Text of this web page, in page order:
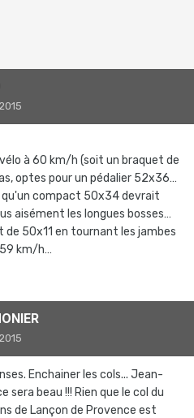
à 60 km/h (soit un braquet de
optes pour un pédalier 52x36…
qu'un compact 50x34 devrait
aisément les longues bosses…
50x11 en tournant les jambes
km/h…
Enchainer les cols... Jean-
sera beau !!! Rien que le col du
de Lançon de Provence est